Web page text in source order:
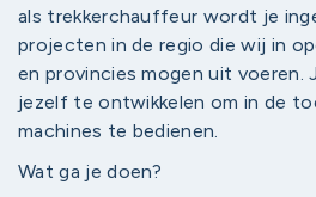
als trekkerchauffeur wordt je
projecten in de regio die wij in
en provincies mogen uit voeren.
jezelf te ontwikkelen om in de
machines te bedienen.
Wat ga je doen?